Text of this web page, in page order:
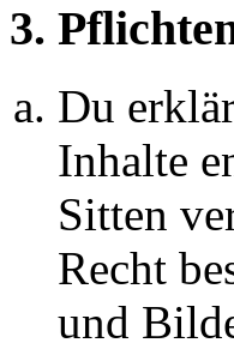
3.
Du
Inhalte
Sitten
Recht
und